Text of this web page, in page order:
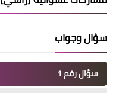
سؤال وجواب
سؤال رقم 1